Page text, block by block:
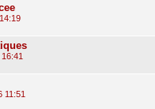
11:51